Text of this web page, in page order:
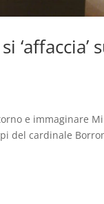
e immaginare
del cardinale